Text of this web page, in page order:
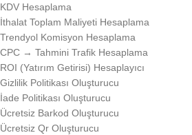
KDV Hesaplama
İthalat Toplam Maliyeti Hesaplama
Trendyol Komisyon Hesaplama
CPC → Tahmini Trafik Hesaplama
ROI (Yatırım Getirisi) Hesaplayıcı
Gizlilik Politikası Oluşturucu
İade Politikası Oluşturucu
Ücretsiz Barkod Oluşturucu
Ücretsiz Qr Oluşturucu